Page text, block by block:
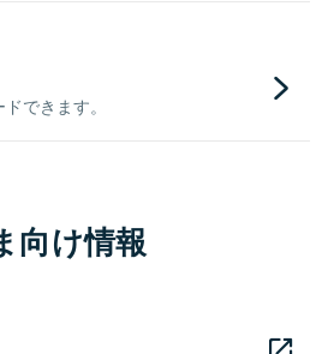
できます。
向け情報